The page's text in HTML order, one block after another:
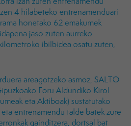
4 hilabeteko entrenamenduari
honetako 62 emakumek
jaso zuten aurreko
ibilbidea osatu zuten,
areagotzeko asmoz, SALTO
Foru Aldundiko Kirol
eta Aktiboak) sustatutako
entrenamendu talde batek zure
gainditzera, dortsal bat